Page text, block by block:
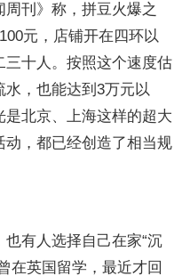
刊》称，拼豆火爆之
元，店铺开在四环以
十人。按照这个速度估
，也能达到3万元以
北京、上海这样的超大
，都已经创造了相当规
有人选择自己在家“沉
在英国留学，最近才回